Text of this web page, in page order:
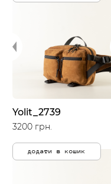
Yolit_2739
3200 грн.
додати в кошик